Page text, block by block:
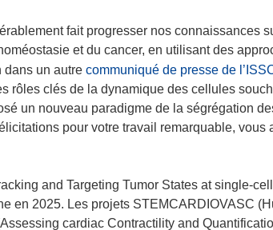
e
e
fait progresser nos connaissances
et du cancer, en utilisant des
dans un autre communiqué de presse de
rôles clés de la dynamique des cellules
un nouveau paradigme de la ségrégation
pour votre travail remarquable, vous
and Targeting Tumor States at single-
en 2025. Les projets STEMCARDIOVASC
cardiac Contractility and